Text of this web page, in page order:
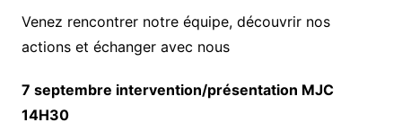
Venez rencontrer notre équipe, découvrir nos
actions et échanger avec nous
7 septembre intervention/présentation MJC
14H30